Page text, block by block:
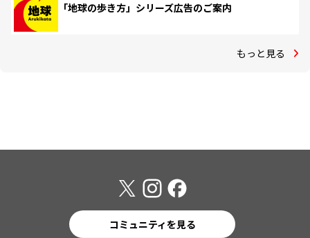
「地球の歩き方」シリーズ広告のご案内
もっと見る
コミュニティを見る